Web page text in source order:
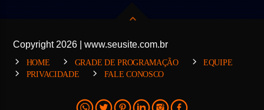
Copyright 2026 | www.seusite.com.br
HOME GRADE DE PROGRAMAÇÃO
EQUIPE
PRIVACIDADE
FALE CONOSCO